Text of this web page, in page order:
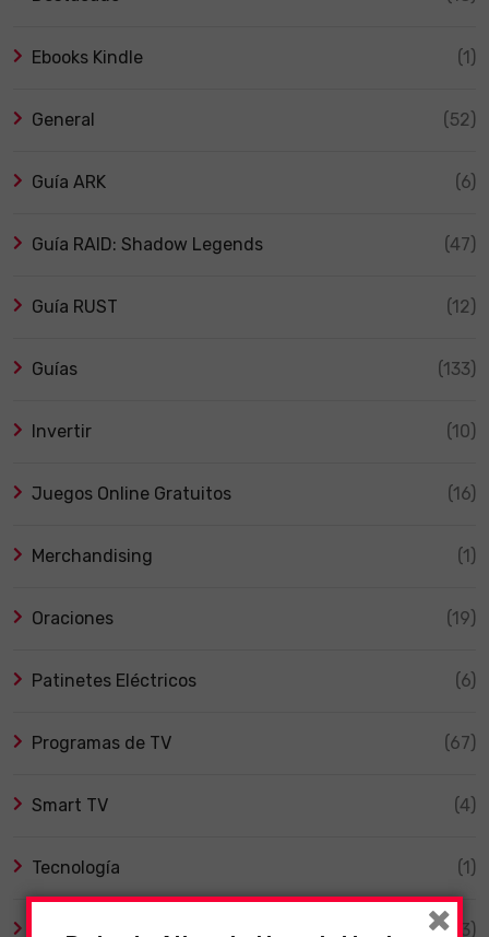
Ebooks Kindle (1)
General (52)
Guía ARK (6)
Guía RAID: Shadow Legends (47)
Guía RUST (12)
Guías (133)
Invertir (10)
Juegos Online Gratuitos (16)
Merchandising (1)
Oraciones (19)
Patinetes Eléctricos (6)
Programas de TV (67)
Smart TV (4)
Tecnología (1)
(3)
×